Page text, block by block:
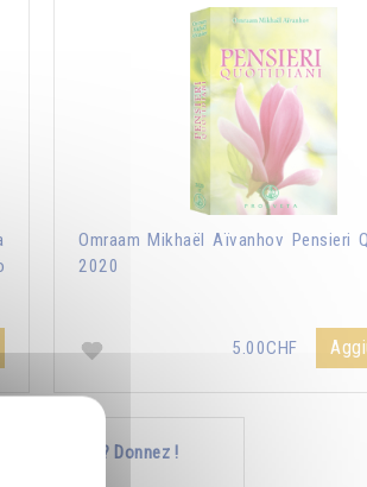
Omraam Mikhaël Aïvanhov Pensieri
2020
5.00CHF
vous enrichir ? Donnez !